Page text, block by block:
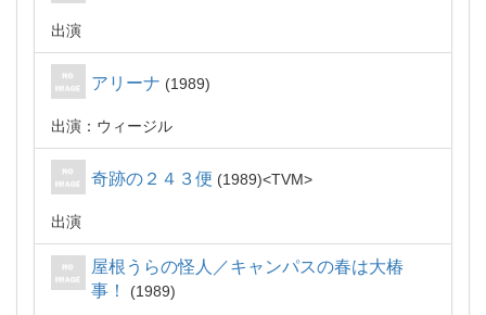
出演
アリーナ 1989
出演：ウィージル
奇跡の２４３便 1989 TVM
出演
屋根うらの怪人／キャンパスの春は大椿
事！
1989